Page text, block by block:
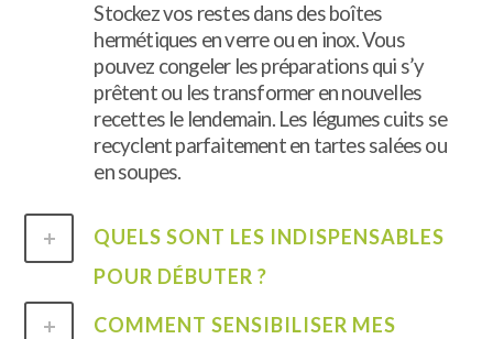
Stockez vos restes dans des boîtes
hermétiques en verre ou en inox. Vous
pouvez congeler les préparations qui s’y
prêtent ou les transformer en nouvelles
recettes le lendemain. Les légumes cuits se
recyclent parfaitement en tartes salées ou
en soupes.
QUELS SONT LES INDISPENSABLES
POUR DÉBUTER ?
COMMENT SENSIBILISER MES